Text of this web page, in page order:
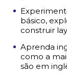
básico,
construir
Aprenda
como a
são em